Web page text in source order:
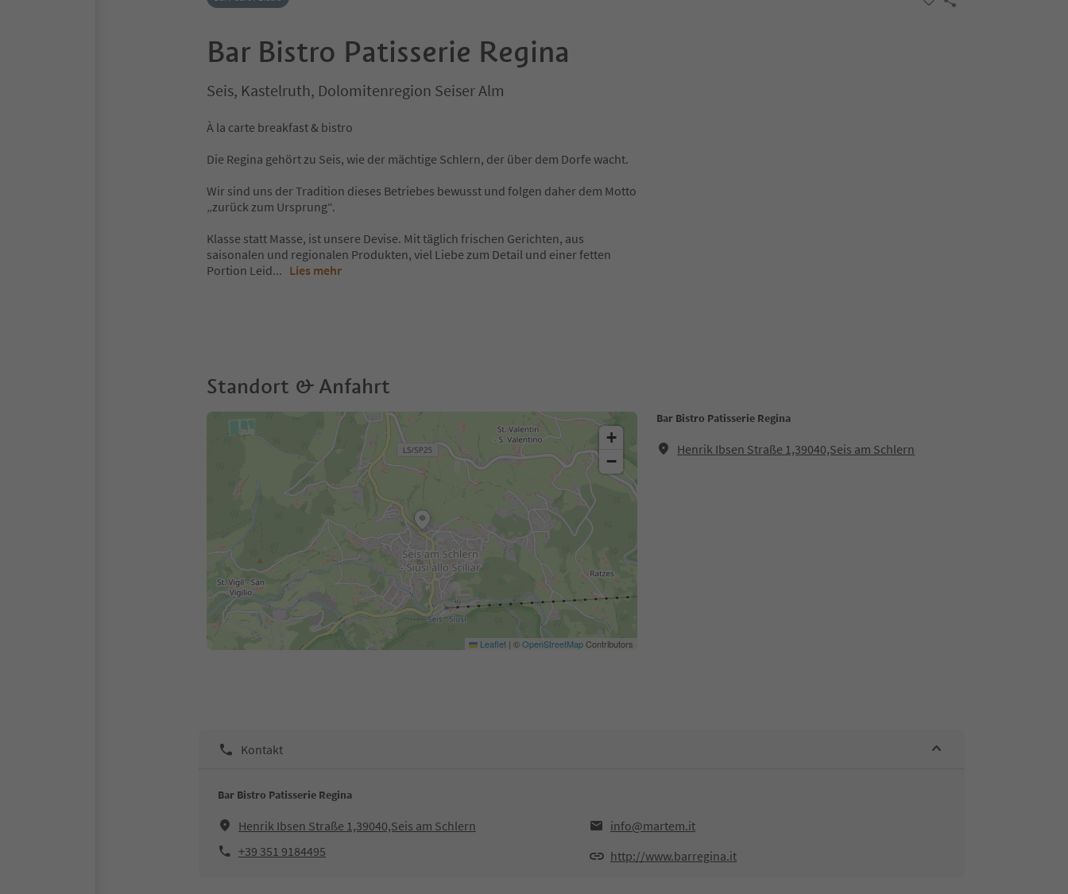
Bar Bistro Patisserie Regina
Seis, Kastelruth, Dolomitenregion Seiser Alm
À la carte breakfast & bistro
Die Regina gehört zu Seis, wie der mächtige Schlern, der über dem Dorfe wacht.
Wir sind uns der Tradition dieses Betriebes bewusst und folgen daher dem Motto
„zurück zum Ursprung“.
Klasse statt Masse, ist unsere Devise. Mit täglich frischen Gerichten, aus
saisonalen und regionalen Produkten, viel Liebe zum Detail und einer fetten
Portion Leid... Lies mehr
Standort & Anfahrt
Bar Bistro Patisserie Regina
Henrik Ibsen Straße 1,39040,Seis am Schlern
+
−
Leaflet | ©OpenStreetMapContributors
Kontakt
Bar Bistro Patisserie Regina
Henrik Ibsen Straße 1,39040,Seis am Schlern
info@martem.it
+39 351 9184495
http://www.barregina.it